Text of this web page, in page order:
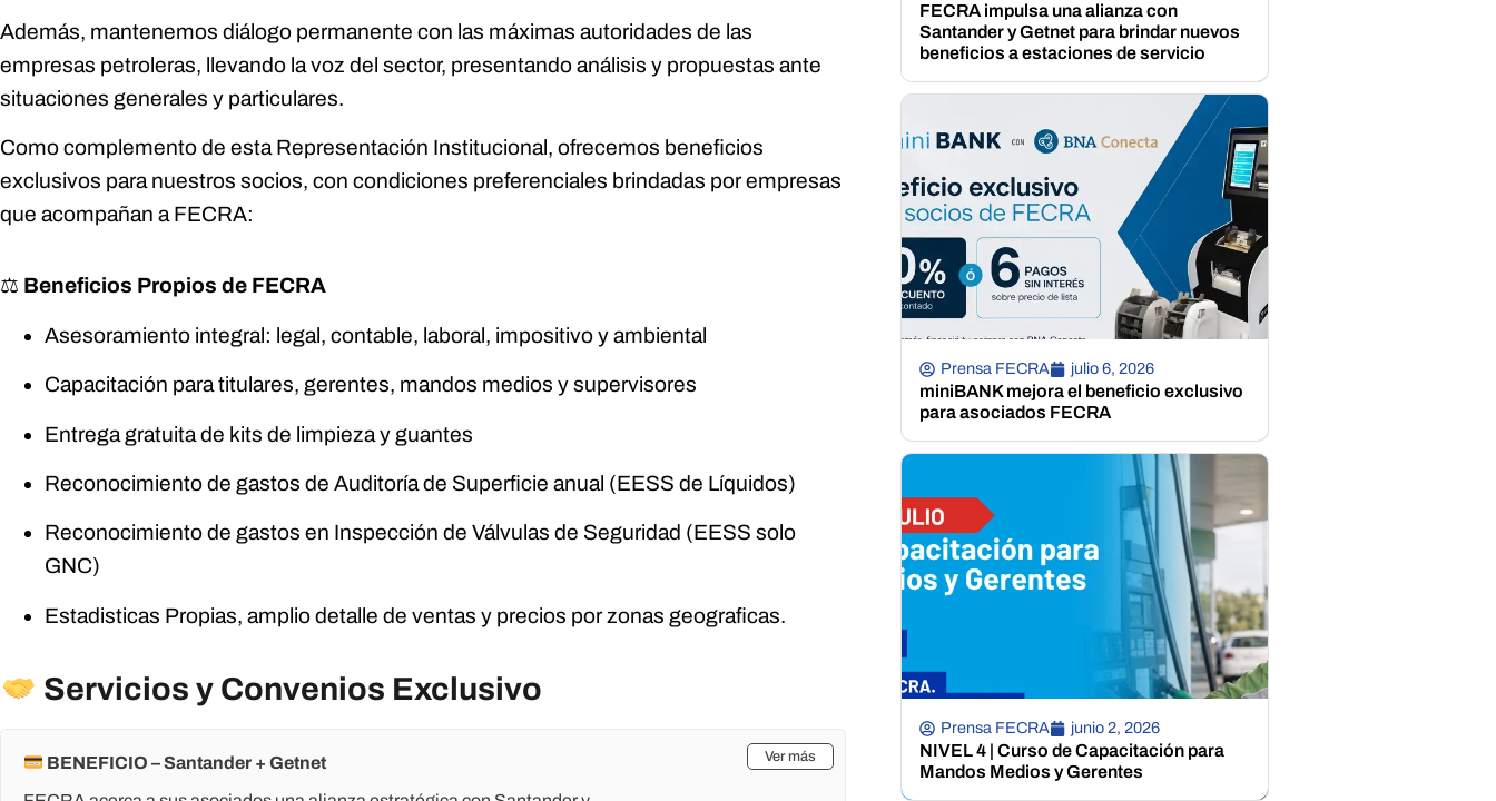
Además, mantenemos diálogo permanente con las máximas autoridades de las
empresas petroleras, llevando la voz del sector, presentando análisis y propuestas ante
situaciones generales y particulares.
Como complemento de esta Representación Institucional, ofrecemos beneficios
exclusivos para nuestros socios, con condiciones preferenciales brindadas por empresas
que acompañan a FECRA:
⚖ Beneficios Propios de FECRA
Asesoramiento integral: legal, contable, laboral, impositivo y ambiental
Capacitación para titulares, gerentes, mandos medios y supervisores
Entrega gratuita de kits de limpieza y guantes
Reconocimiento de gastos de Auditoría de Superficie anual (EESS de Líquidos)
Reconocimiento de gastos en Inspección de Válvulas de Seguridad (EESS solo
GNC)
Estadisticas Propias, amplio detalle de ventas y precios por zonas geograficas.
Servicios y Convenios Exclusivo
BENEFICIO – Santander + Getnet
Ver más
FECRA impulsa una alianza con
Santander y Getnet para brindar nuevos
beneficios a estaciones de servicio
Prensa FECRA julio 6, 2026
miniBANK mejora el beneficio exclusivo
para asociados FECRA
Prensa FECRA junio 2, 2026
NIVEL 4 | Curso de Capacitación para
Mandos Medios y Gerentes